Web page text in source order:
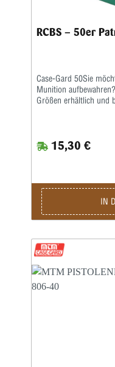
RCBS – 50er
Case-Gard 50Sie
Munition
Größen erhältlich und
Scharnier haben eine
Kaliberangaben für
15,30 €
IN